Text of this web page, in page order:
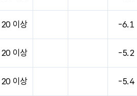
20 이상 -6.1
20 이상 -5.2
20 이상 -5.4